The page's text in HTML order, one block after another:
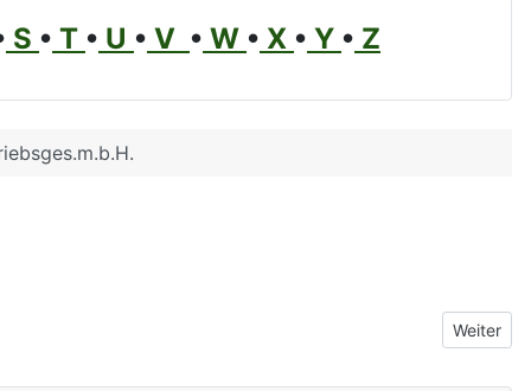
S • T • U • V • W • X • Y • Z
Nächster
Weiter